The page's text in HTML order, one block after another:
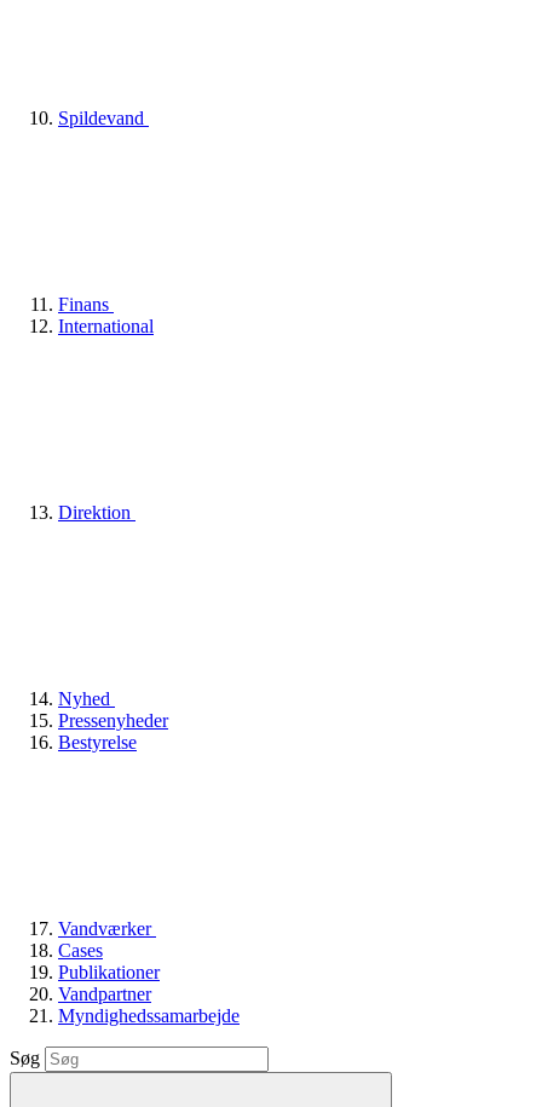
Spildevand
Finans
International
Direktion
Nyhed
Pressenyheder
Bestyrelse
Vandværker
Cases
Publikationer
Vandpartner
Myndighedssamarbejde
Søg